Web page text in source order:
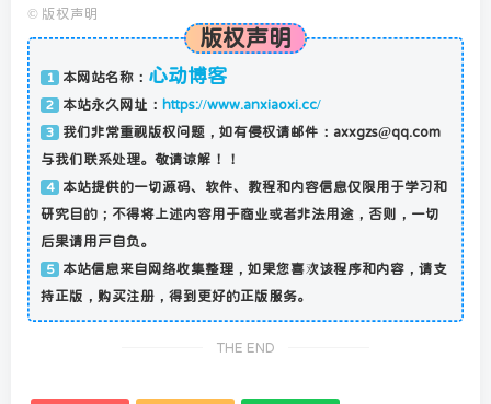
© 版权声明
版权声明
1 本网站名称： 心动博客
2 本站永久网址： https://www.anxiaoxi.cc/
3 我们非常重视版权问题，如有侵权请邮件：axxgzs@qq.com
与我们联系处理。敬请谅解！！
4 本站提供的一切源码、软件、教程和内容信息仅限用于学习和
研究目的；不得将上述内容用于商业或者非法用途，否则，一切
后果请用户自负。
5 本站信息来自网络收集整理，如果您喜欢该程序和内容，请支
持正版，购买注册，得到更好的正版服务。
THE END